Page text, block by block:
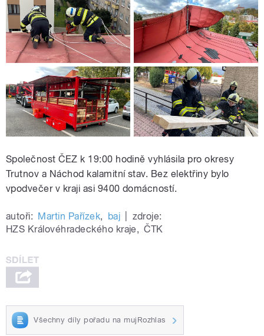
Společnost ČEZ k 19:00 hodině vyhlásila pro okresy
Trutnov a Náchod kalamitní stav. Bez elektřiny bylo
vpodvečer v kraji asi 9400 domácností.
autoři: Martin Pařízek, baj
zdroje:
HZS Královéhradeckého kraje, ČTK
Všechny díly pořadu na mujRozhlas